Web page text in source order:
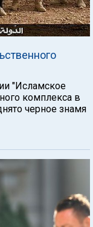
"Исламское
комплекса в
черное знамя